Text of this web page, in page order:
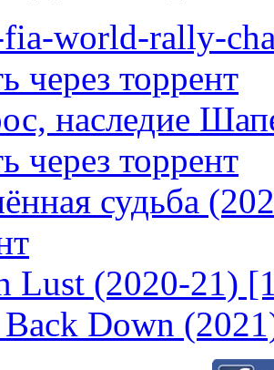
world-rally-
через торрент
наследие
через торрент
судьба
Lust (2020-21)
Down